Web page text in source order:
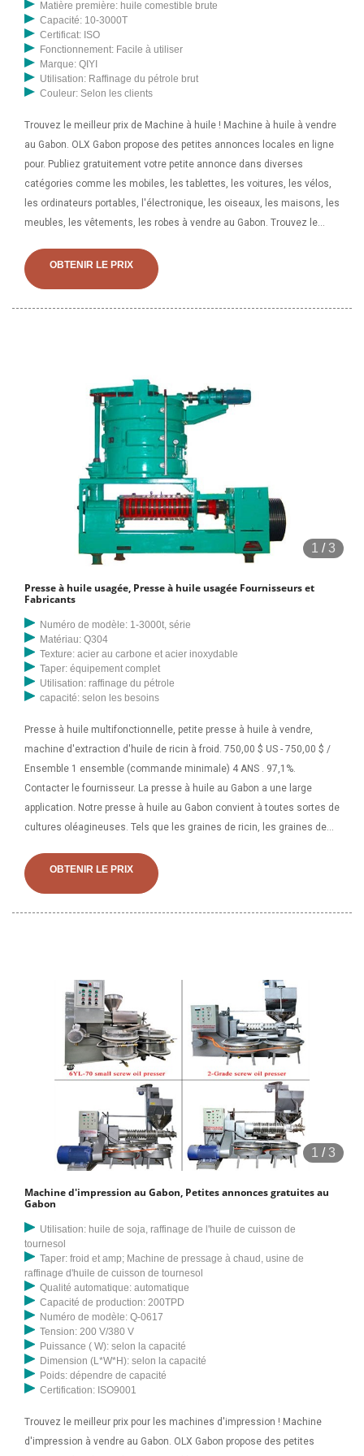
Matière première: huile comestible brute
Capacité: 10-3000T
Certificat: ISO
Fonctionnement: Facile à utiliser
Marque: QIYI
Utilisation: Raffinage du pétrole brut
Couleur: Selon les clients
Trouvez le meilleur prix de Machine à huile ! Machine à huile à vendre
au Gabon. OLX Gabon propose des petites annonces locales en ligne
pour. Publiez gratuitement votre petite annonce dans diverses
catégories comme les mobiles, les tablettes, les voitures, les vélos,
les ordinateurs portables, l'électronique, les oiseaux, les maisons, les
meubles, les vêtements, les robes à vendre au Gabon. Trouvez le
Gabon propose des petites annonces locales en ligne pour. Publiez
gratuitement votre petite annonce dans diverses catégories comme
OBTENIR LE PRIX
1 /3
Presse à huile usagée, Presse à huile usagée Fournisseurs et
Fabricants
Numéro de modèle: 1-3000t, série
Matériau: Q304
Texture: acier au carbone et acier inoxydable
Taper: équipement complet
Utilisation: raffinage du pétrole
capacité: selon les besoins
Presse à huile multifonctionnelle, petite presse à huile à vendre,
machine d'extraction d'huile de ricin à froid. 750,00 $ US - 750,00 $ /
Ensemble 1 ensemble (commande minimale) 4 ANS . 97,1%.
Contacter le fournisseur. La presse à huile au Gabon a une large
application. Notre presse à huile au Gabon convient à toutes sortes de
cultures oléagineuses. Tels que les graines de ricin, les graines de
graines de sésame, les graines d'arachide, de soja, de colza et de
citrouille, les graines de poivre, le germe de maïs, les graines de
OBTENIR LE PRIX
1 /3
Machine d'impression au Gabon, Petites annonces gratuites au
Gabon
Utilisation: huile de soja, raffinage de l'huile de cuisson de
tournesol
Taper: froid et amp; Machine de pressage à chaud, usine de
raffinage d'huile de cuisson de tournesol
Qualité automatique: automatique
Capacité de production: 200TPD
Numéro de modèle: Q-0617
Tension: 200 V/380 V
Puissance ( W): selon la capacité
Dimension (L*W*H): selon la capacité
Poids: dépendre de capacité
Certification: ISO9001
Trouvez le meilleur prix pour les machines d'impression ! Machine
d'impression à vendre au Gabon. OLX Gabon propose des petites